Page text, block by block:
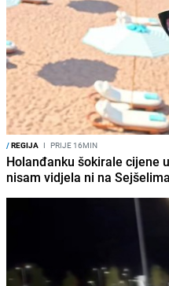
/REGIJA I PRIJE 16MIN
Holanđanku šokirale cijene
nisam vidjela ni na